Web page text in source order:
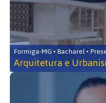
Formiga-MG • Bacharel •
Arquitetura e